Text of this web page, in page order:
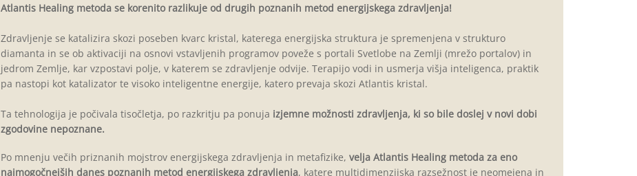
Atlantis Healing metoda se korenito razlikuje od drugih poznanih metod energijskega zdravljenja!
Zdravljenje se katalizira skozi poseben kvarc kristal, katerega energijska struktura je spremenjena v strukturo
diamanta in se ob aktivaciji na osnovi vstavljenih programov poveže s portali Svetlobe na Zemlji (mrežo portalov) in
jedrom Zemlje, kar vzpostavi polje, v katerem se zdravljenje odvije. Terapijo vodi in usmerja višja inteligenca, praktik
pa nastopi kot katalizator te visoko inteligentne energije, katero prevaja skozi Atlantis kristal.
Ta tehnologija je počivala tisočletja, po razkritju pa ponuja izjemne možnosti zdravljenja, ki so bile doslej v novi dobi
zgodovine nepoznane.
Po mnenju večih priznanih mojstrov energijskega zdravljenja in metafizike, velja Atlantis Healing metoda za eno
najmogočnejših danes poznanih metod energijskega zdravljenja, katere multidimenzijska razsežnost je neomejena in